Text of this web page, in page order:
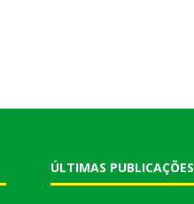
ÚLTIMAS PUBLICAÇÕES